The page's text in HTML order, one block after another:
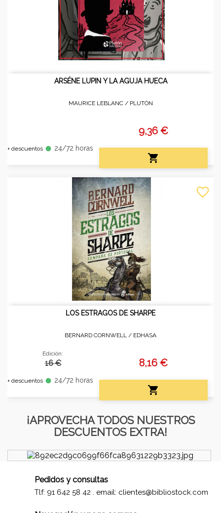
ARSÉNE LUPIN Y LA AGUJA HUECA
MAURICE LEBLANC / PLUTÓN
+ descuentos fiber_manual_record 24/72 horas
9,36 €

LOS ESTRAGOS DE SHARPE
BERNARD CORNWELL / EDHASA
Edición:
16 €
+ descuentos fiber_manual_record 24/72 horas
8,16 €

favorite_border
¡APROVECHA TODOS NUESTROS
DESCUENTOS EXTRA!
Pedidos y consultas
Tlf: 91 642 58 42 . email: clientes@bibliostock.com